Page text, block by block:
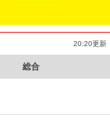
20:20更新
総合